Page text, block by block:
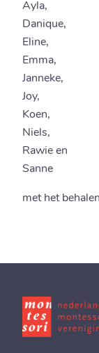
Ayla,
Danique,
Eline,
Emma,
Janneke,
Joy,
Koen,
Niels,
Rawie en
Sanne
met het